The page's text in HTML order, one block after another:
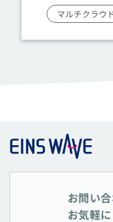
マルチクラウ
お問い
お気軽